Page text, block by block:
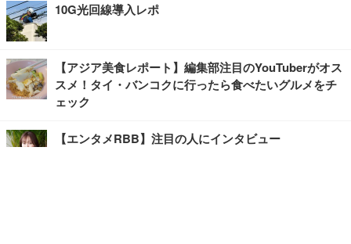
10G光回線導入レポ
【アジア美食レポート】編集部注目のYouTuberがオス
スメ！タイ・バンコクに行ったら食べたいグルメをチ
ェック
【エンタメRBB】注目の人にインタビュー